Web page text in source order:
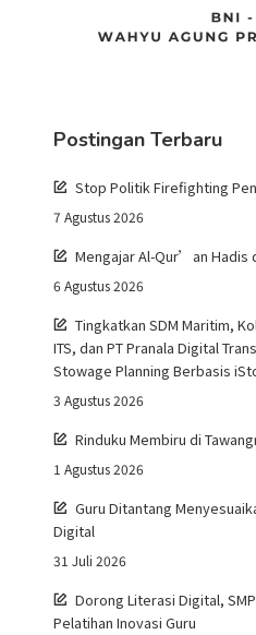
Postingan Terbaru
Stop Politik Firefighting
7 Agustus 2026
Mengajar Al-Qur’an Hadis
6 Agustus 2026
Tingkatkan SDM Maritim,
ITS, dan PT Pranala Digital
Stowage Planning Berbasis
3 Agustus 2026
Rinduku Membiru di
1 Agustus 2026
Guru Ditantang
Digital
31 Juli 2026
Dorong Literasi Digital,
Pelatihan Inovasi Guru